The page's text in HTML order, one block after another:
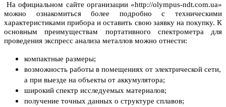
На официальном сайте организации «http://olympus-ndt.com.ua»
можно ознакомиться более подробно с техническими
характеристиками прибора и оставить свою заявку на покупку. К
основным преимуществам портативного спектрометра для
проведения экспресс анализа металлов можно отнести:
компактные размеры;
возможность работы в помещениях от электрической сети,
а при выезде на объекты от аккумулятора;
широкий спектр исследуемых материалов;
получение точных данных о структуре сплавов;